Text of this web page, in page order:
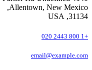
Allentown, New Mexico,
31134, USA
+1 800 2443 020
email@example.com